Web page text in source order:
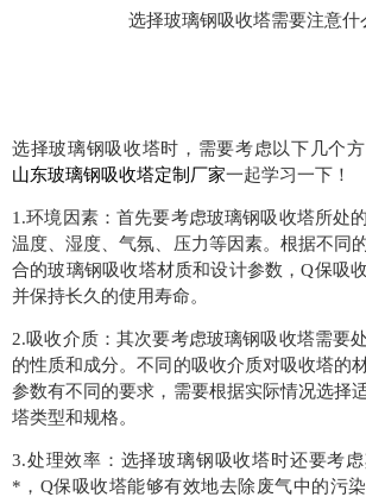
选择玻璃钢吸收塔需要注意什
选择玻璃钢吸收塔时，需要考虑以下几个
山东玻璃钢吸收塔定制厂家一起学习一下！
1.环境因素：首先要考虑玻璃钢吸收塔所处
温度、湿度、气氛、压力等因素。根据不同
合的玻璃钢吸收塔材质和设计参数，Q保吸
并保持长久的使用寿命。
2.吸收介质：其次要考虑玻璃钢吸收塔需要
的性质和成分。不同的吸收介质对吸收塔的
参数有不同的要求，需要根据实际情况选择
塔类型和规格。
3.处理效率：选择玻璃钢吸收塔时还要考
*，Q保吸收塔能够有效地去除废气中的污